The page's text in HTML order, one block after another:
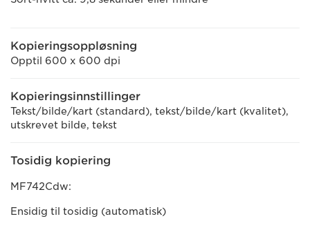
Kopieringsoppløsning
Opptil 600 x 600 dpi
Kopieringsinnstillinger
Tekst/bilde/kart (standard), tekst/bilde/kart (kvalitet),
utskrevet bilde, tekst
Tosidig kopiering
MF742Cdw:
Ensidig til tosidig (automatisk)